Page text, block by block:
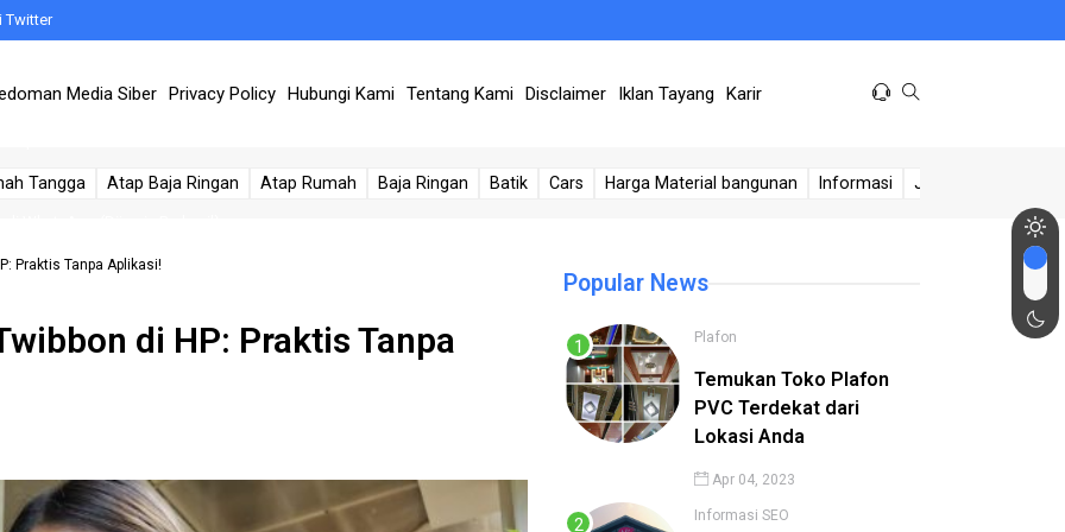
Twitter
Kamu Ketahui
Harus Anda Ketahui
dan PC Tanpa Ribet
Media Siber Privacy Policy Hubungi Kami Tentang Kami Disclaimer Iklan Tayang Karir
Tangga Atap Baja Ringan Atap Rumah Baja Ringan Batik Cars Harga Material bangunan Informasi Jasa Sumur
Praktis Tanpa Aplikasi!
di HP: Praktis Tanpa
Popular News
Plafon
Temukan Toko Plafon
PVC Terdekat dari
Lokasi Anda
Apr 04, 2023
Informasi SEO